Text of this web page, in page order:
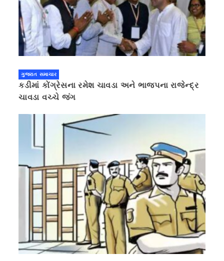
ગુજરાત સમાચાર
કડીમાં કોંગ્રેસના રમેશ ચાવડા અને ભાજપના રાજેન્દ્ર
ચાવડા વચ્ચે જંગ